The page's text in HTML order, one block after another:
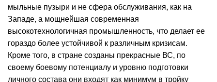
мыльные пузыри и не сфера обслуживания, как на
Западе, а мощнейшая современная
высокотехнологичная промышленность, что делает ее
гораздо более устойчивой к различным кризисам.
Кроме того, в стране созданы прекрасные ВС, по
своему боевому потенциалу и уровню подготовки
личного состава они входят как минимум в тройку